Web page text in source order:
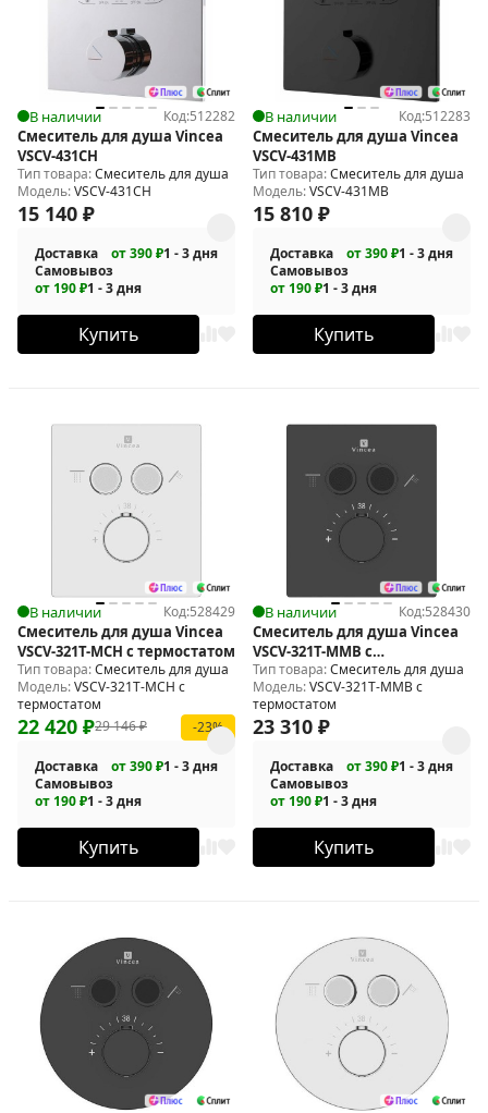
В наличии Код:512282
Смеситель для душа Vincea
VSCV-431CH
Тип товара:Смеситель для душа
Модель:VSCV-431CH
15 140 ₽
Доставка от 390 ₽1 - 3 дня
Самовывоз
от 190 ₽1 - 3 дня
Купить
В наличии Код:512283
Смеситель для душа Vincea
VSCV-431MB
Тип товара:Смеситель для душа
Модель:VSCV-431MB
15 810 ₽
Доставка от 390 ₽1 - 3 дня
Самовывоз
от 190 ₽1 - 3 дня
Купить
В наличии Код:528429
Смеситель для душа Vincea
VSCV-321T-MCH с термостатом
Тип товара:Смеситель для душа
Модель:VSCV-321T-MCH с
термостатом
29 146₽
22 420 ₽ -23%
Доставка от 390 ₽1 - 3 дня
Самовывоз
от 190 ₽1 - 3 дня
Купить
В наличии Код:528430
Смеситель для душа Vincea
VSCV-321T-MMB с
термостатом
Тип товара:Смеситель для душа
Модель:VSCV-321T-MMB с
термостатом
23 310 ₽
Доставка от 390 ₽1 - 3 дня
Самовывоз
от 190 ₽1 - 3 дня
Купить